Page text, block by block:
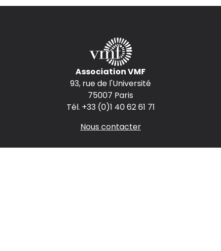
Association VMF
93, rue de l'Université
75007 Paris
Tél. +33 (0)1 40 62 61 71
Nous contacter